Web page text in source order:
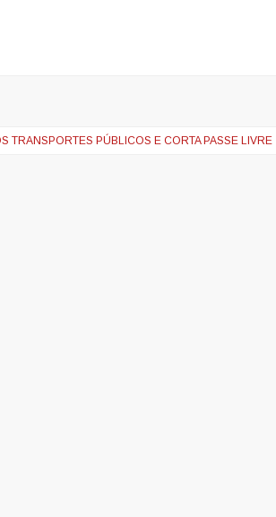
TRANSPORTES PÚBLICOS E CORTA PASSE LIVRE